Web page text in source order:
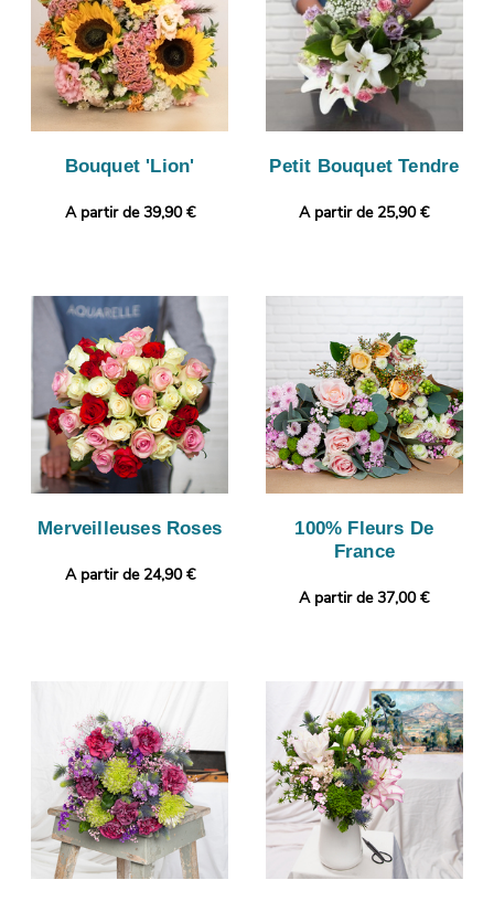
Bouquet 'Lion'
A partir de 39,90 €
Petit Bouquet Tendre
A partir de 25,90 €
Merveilleuses Roses
A partir de 24,90 €
100% Fleurs De
France
A partir de 37,00 €